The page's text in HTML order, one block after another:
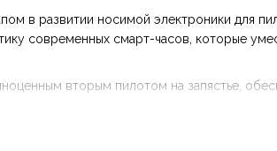
в развитии носимой электроники для
современных смарт-часов, которые
вторым пилотом на запястье,